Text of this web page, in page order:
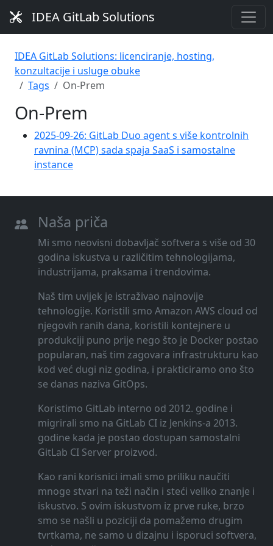
IDEA GitLab Solutions
IDEA GitLab Solutions: licenciranje, hosting,
konzultacije i usluge obuke
Tags
On-Prem
On-Prem
2025-09-26: GitLab Duo agent s više kontrolnih
ravnina (MCP) sada spaja SaaS i samostalne
instance
Naša priča
Mi smo neovisni dobavljač softvera s više od 30
godina iskustva u različitim tehnologijama,
industrijama, praksama i trendovima.
Naš tim uvijek je istraživao najnovije
tehnologije. Koristili smo Amazon AWS cloud od
njegovih ranih dana, koristili kontejnere u
produkciji puno prije nego što je Docker postao
popularan, naš tim zagovara infrastrukturu kao
kod već dugi niz godina, i prakticiramo ono što
se danas naziva GitOps.
Koristimo GitLab interno od 2012. godine i
migrirali smo na GitLab CI iz Jenkins-a 2013.
godine kada je postao dostupan samostalni
GitLab CI Server proizvod.
Kao rani korisnici imali smo priliku naučiti
mnoge stvari na teži način i steći veliko znanje i
iskustvo. S ovim iskustvom iz prve ruke, brzo
smo se našli u poziciji da pomažemo drugim
tvrtkama, ne samo u dizajnu i isporuci softvera,